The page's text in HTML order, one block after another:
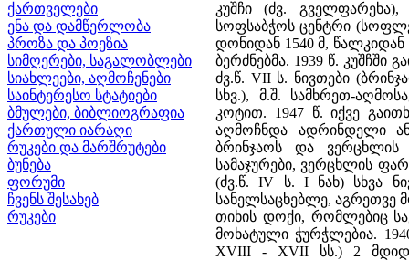
ქართველები
ენა და დამწერლობა
პროზა და პოეზია
სიმღერები, საგალობლები
სიახლეები, აღმოჩენები
საინტერესო სტატიები
ბმულები, ბიბლიოგრაფია
ქართული იარაღი
რუკები და მარშრუტები
ბუნება
ფორუმი
ჩვენს შესახებ
რუკები
კუშჩი (ძვ.
სოფსაბჭოს ცენტრი
დონიდან 1540 მ, წალკიდან
ბერძნებმა. 1939 წ.
ძვ.წ. VII ს. ნივთები
სხვ.), მ.შ. სამხრეთ-
კოტით. 1947 წ. იქვე
აღმოჩნდა ადრინდელი
ბრინჯაოს და ვერცხლის
სამაჯურები, ვერცხლის
(ძვ.წ. IV ს. I ნახ) სხვა
სანელსაცხებლე,
თიხის დოქი, რომლებიც
მოხატული ჭურჭლებია.
XVIII - XVII სს.) 2